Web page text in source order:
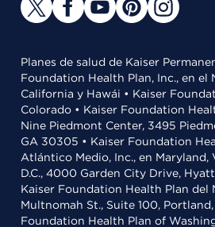
Planes de salud de Kaiser
Foundation Health Plan, Inc., en el
California y Hawái • Kaiser
Colorado • Kaiser Foundation
Nine Piedmont Center, 3495
GA 30305 • Kaiser Foundation
Atlántico Medio, Inc., en
D.C., 4000 Garden City Drive,
Kaiser Foundation Health Plan del
Multnomah St., Suite 100,
Foundation Health Plan of